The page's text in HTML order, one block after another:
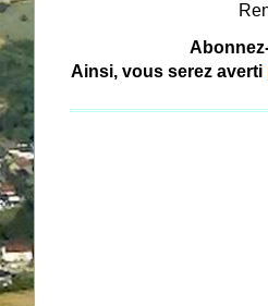
Ainsi, vous serez averti